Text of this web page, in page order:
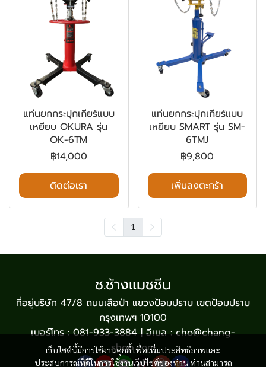
แท่นยกกระปุกเกียร์แบบ
เหยียบ OKURA รุ่น
OK-6TM
฿14,000
ติดต่อเรา
แท่นยกกระปุกเกียร์แบบ
เหยียบ SMART รุ่น SM-
6TMJ
฿9,800
เพิ่มลงตะกร้า
1
เว็บไซต์นี้มีการใช้งานคุกกี้ เพื่อเพิ่มประสิทธิภาพและ
ประสบการณ์ที่ดีในการใช้งานเว็บไซต์ของท่าน ท่านสามารถ
ช.ช้างแมชชีน
ที่อยู่บริษัท 47/8 ถนนเสือป่า แขวงป้อมปราบ เขตป้อมปราบ
กรุงเทพฯ 10100
เบอร์โทร : 081-933-3884 | อีเมล : cho@chang-
shop.com